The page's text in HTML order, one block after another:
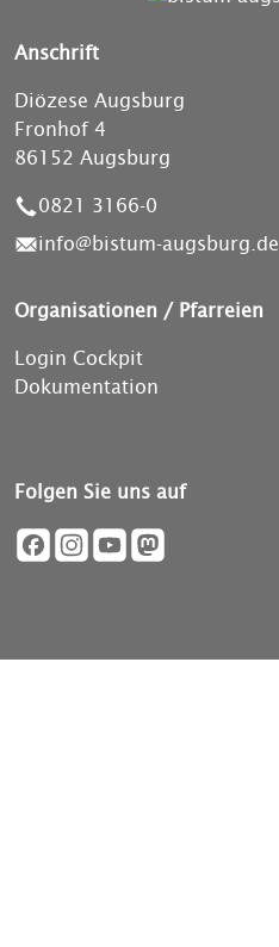
Anschrift
Diözese Augsburg
Fronhof 4
86152 Augsburg
0821 3166-0
info@bistum-augsburg.de
Organisationen / Pfarreien
Login Cockpit
Dokumentation
Folgen Sie uns auf